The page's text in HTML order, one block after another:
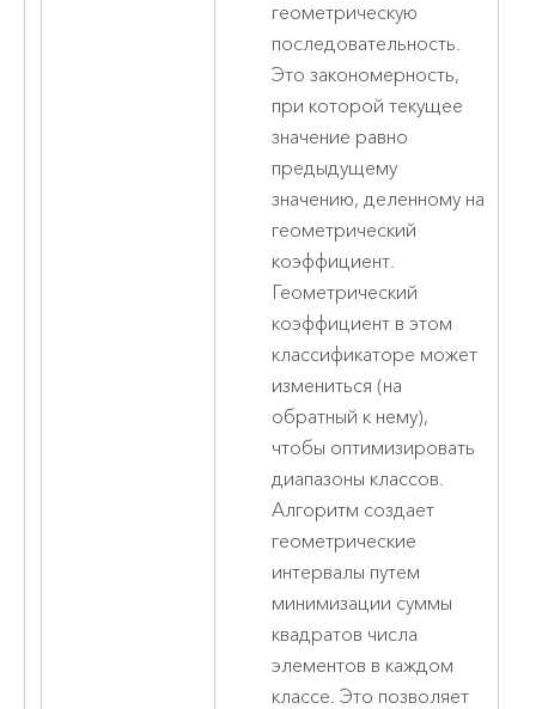
геометрическую
последовательность.
Это закономерность,
при которой текущее
значение равно
предыдущему
значению, деленному на
геометрический
коэффициент.
Геометрический
коэффициент в этом
классификаторе может
измениться (на
обратный к нему),
чтобы оптимизировать
диапазоны классов.
Алгоритм создает
геометрические
интервалы путем
минимизации суммы
квадратов числа
элементов в каждом
классе. Это позволяет